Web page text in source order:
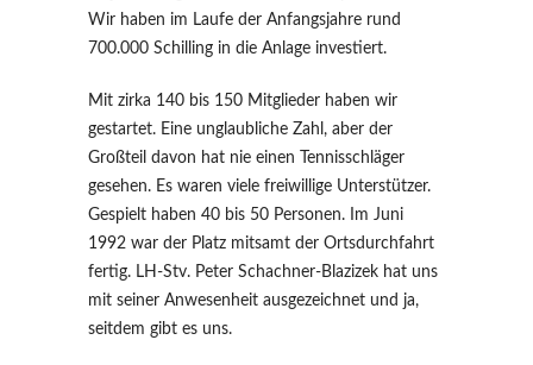
Wir haben im Laufe der Anfangsjahre rund
700.000 Schilling in die Anlage investiert.
Mit zirka 140 bis 150 Mitglieder haben wir
gestartet. Eine unglaubliche Zahl, aber der
Großteil davon hat nie einen Tennisschläger
gesehen. Es waren viele freiwillige Unterstützer.
Gespielt haben 40 bis 50 Personen. Im Juni
1992 war der Platz mitsamt der Ortsdurchfahrt
fertig. LH-Stv. Peter Schachner-Blazizek hat uns
mit seiner Anwesenheit ausgezeichnet und ja,
seitdem gibt es uns.